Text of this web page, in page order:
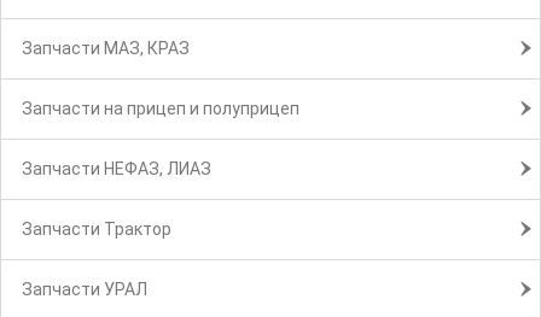
Запчасти МАЗ, КРАЗ
Запчасти на прицеп и полуприцеп
Запчасти НЕФАЗ, ЛИАЗ
Запчасти Трактор
Запчасти УРАЛ